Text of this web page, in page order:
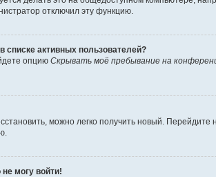
отключил эту функцию.
списке активных пользователей?
опцию Скрывать моё пребывание на
можно легко получить новый.
могу войти!